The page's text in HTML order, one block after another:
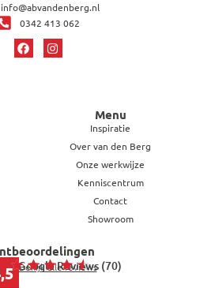
info@abvandenberg.nl
0342 413 062
Menu
Inspiratie
Over van den Berg
Onze werkwijze
Kenniscentrum
Contact
Showroom
Google Reviews (70)
Bekijk alle reviews